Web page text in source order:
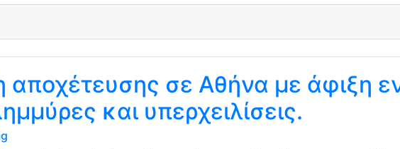
αποχέτευσης σε Αθήνα με άφιξη
και υπερχειλίσεις.